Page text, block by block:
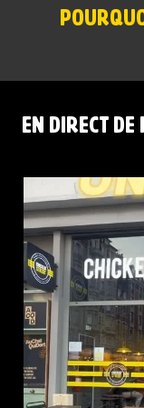
EN DIRECT
CHICKEN